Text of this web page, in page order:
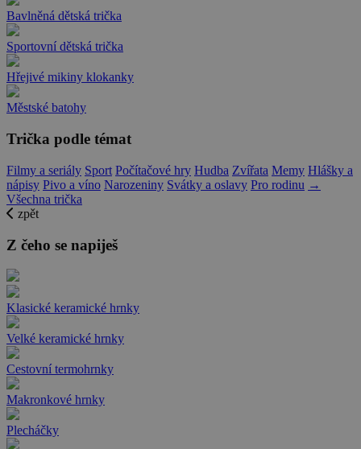
Bavlněná dětská trička
Sportovní dětská trička
Hřejivé mikiny klokanky
Městské batohy
Trička podle témat
Filmy a seriály Sport Počítačové hry Hudba Zvířata Memy Hlášky a
nápisy Pivo a víno Narozeniny Svátky a oslavy Pro rodinu →
Všechna trička
zpět
Z čeho se napiješ
Klasické keramické hrnky
Velké keramické hrnky
Cestovní termohrnky
Makronkové hrnky
Plecháčky